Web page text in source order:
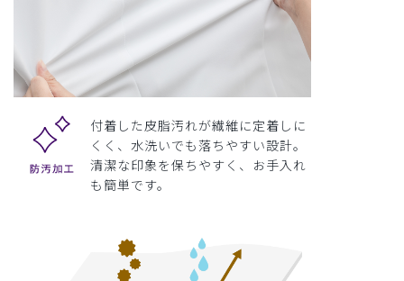
付着した皮脂汚れが繊維に定着しに
くく、水洗いでも落ちやすい設計。
清潔な印象を保ちやすく、お手入れ
も簡単です。